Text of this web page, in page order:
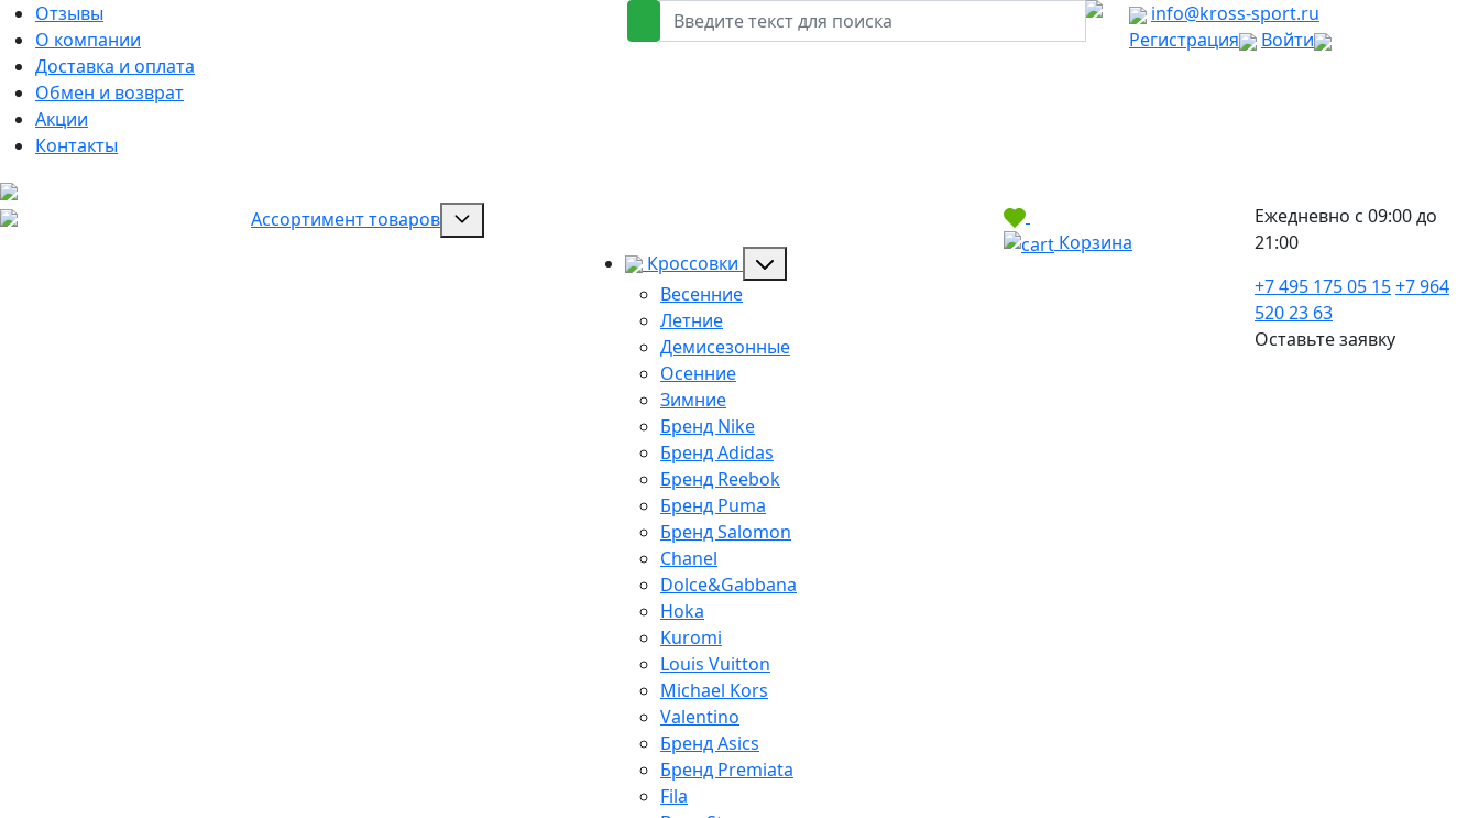
Отзывы
О компании
Доставка и оплата
Обмен и возврат
Акции
Контакты
info@kross-sport.ru
Регистрация
Войти
Ассортимент товаров
Кроссовки
Весенние
Летние
Демисезонные
Осенние
Зимние
Бренд Nike
Бренд Adidas
Бренд Reebok
Бренд Puma
Бренд Salomon
Chanel
Dolce&Gabbana
Hoka
Kuromi
Louis Vuitton
Michael Kors
Valentino
Бренд Asics
Бренд Premiata
Fila
Корзина
Ежедневно с 09:00 до
21:00
+7 495 175 05 15+7 964
520 23 63
Оставьте заявку